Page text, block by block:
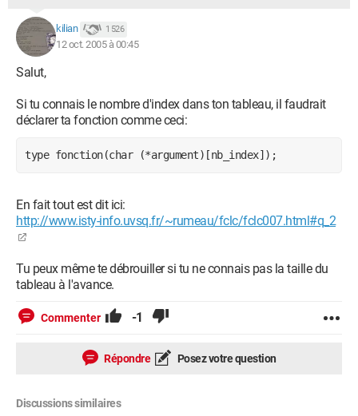
kilian 1 526
12 oct. 2005 à 00:45
Salut,
Si tu connais le nombre d'index dans ton tableau, il faudrait
déclarer ta fonction comme ceci:
type fonction(char (*argument)[nb_index]);
En fait tout est dit ici:
http://www.isty-info.uvsq.fr/~rumeau/fclc/fclc007.html#q_2
Tu peux même te débrouiller si tu ne connais pas la taille du
tableau à l'avance.
Commenter -1
Répondre Posez votre question
Discussions similaires